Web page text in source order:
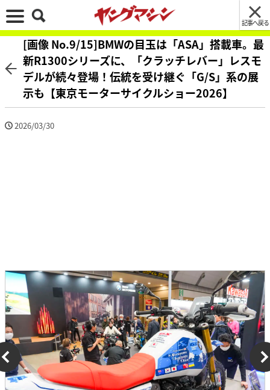
記事へ戻る
[画像 No.9/15]BMWの目玉は「ASA」搭載車。最
新R1300シリーズに、「クラッチレバー」レスモ
デルが続々登場！伝統を受け継ぐ「G/S」系の展
示も【東京モーターサイクルショー2026】
2026/03/30